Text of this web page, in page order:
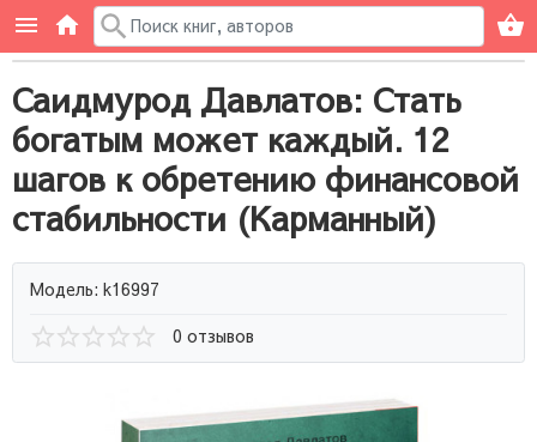
Саидмурод Давлатов: Стать
богатым может каждый. 12
шагов к обретению финансовой
стабильности (Карманный)
Модель: k16997
0 отзывов